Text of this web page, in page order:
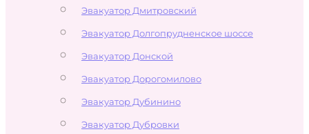
Эвакуатор Дмитровский
Эвакуатор Долгопрудненское шоссе
Эвакуатор Донской
Эвакуатор Дорогомилово
Эвакуатор Дубинино
Эвакуатор Дубровки